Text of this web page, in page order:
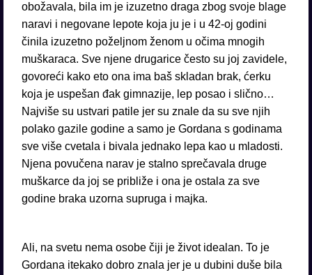
obožavala, bila im je izuzetno draga zbog svoje blage
naravi i negovane lepote koja ju je i u 42-oj godini
činila izuzetno poželjnom ženom u očima mnogih
muškaraca. Sve njene drugarice često su joj zavidele,
govoreći kako eto ona ima baš skladan brak, ćerku
koja je uspešan đak gimnazije, lep posao i slično…
Najviše su ustvari patile jer su znale da su sve njih
polako gazile godine a samo je Gordana s godinama
sve više cvetala i bivala jednako lepa kao u mladosti.
Njena povučena narav je stalno sprečavala druge
muškarce da joj se približe i ona je ostala za sve
godine braka uzorna supruga i majka.
Ali, na svetu nema osobe čiji je život idealan. To je
Gordana itekako dobro znala jer je u dubini duše bila